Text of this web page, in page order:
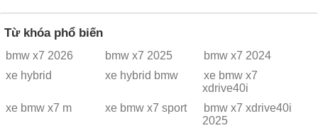
Từ khóa phổ biến
bmw x7 2026 bmw x7 2025
bmw x7 2024
xe hybrid
xe hybrid bmw
xe bmw x7
xdrive40i
xe bmw x7 m
xe bmw x7 sport
bmw x7 xdrive40i
2025